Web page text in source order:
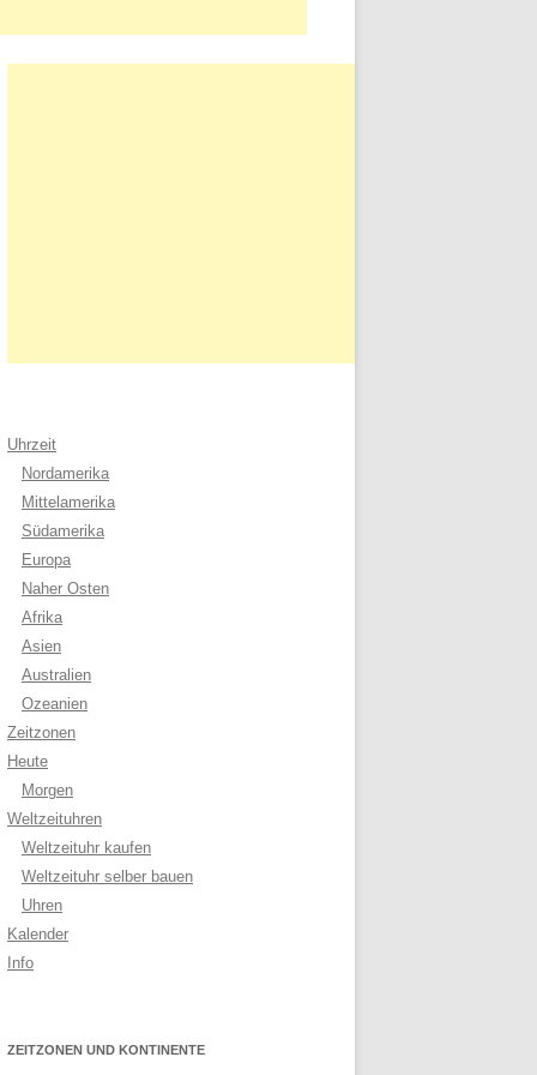
Uhrzeit
Nordamerika
Mittelamerika
Südamerika
Europa
Naher Osten
Afrika
Asien
Australien
Ozeanien
Zeitzonen
Heute
Morgen
Weltzeituhren
Weltzeituhr kaufen
Weltzeituhr selber bauen
Uhren
Kalender
Info
ZEITZONEN UND KONTINENTE